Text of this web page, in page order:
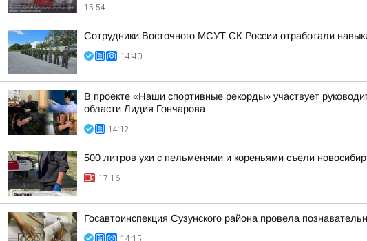
15:54
Сотрудники Восточного МСУТ СК России отработали
14:40
В проекте «Наши спортивные рекорды» участвует
области Лидия Гончарова
14:12
500 литров ухи с пельменями и кореньями съели
17:16
Госавтоинспекция Сузунского района провела
14:15